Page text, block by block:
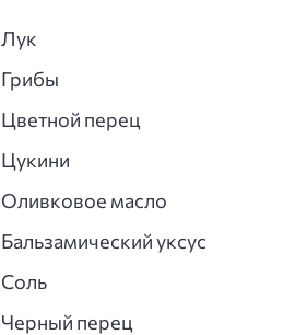
Лук
Грибы
Цветной перец
Цукини
Оливковое масло
Бальзамический уксус
Соль
Черный перец